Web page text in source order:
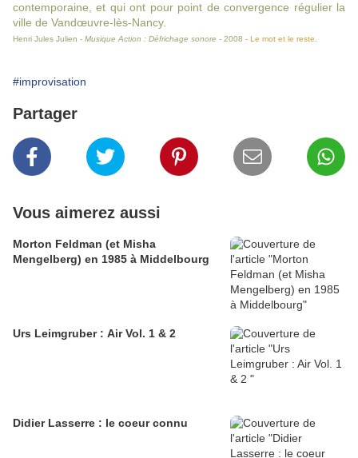
contemporaine, et qui ont pour point de convergence régulier la
ville de Vandœuvre-lès-Nancy.
Henri Jules Julien - Musique Action : Défrichage sonore - 2008 - Le mot et le reste
#improvisation
Partager
Vous aimerez aussi
Morton Feldman (et Misha
Mengelberg) en 1985 à Middelbourg
Urs Leimgruber : Air Vol. 1 & 2
Didier Lasserre : le coeur connu